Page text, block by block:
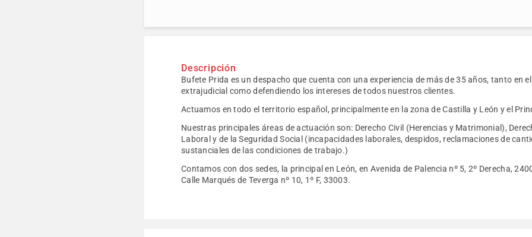
Descripción
Bufete Prida es un despacho que cuenta con una experiencia de más de 35 años, tanto en
extrajudicial como defendiendo los intereses de todos nuestros clientes.
Actuamos en todo el territorio español, principalmente en la zona de Castilla y León y el
Nuestras principales áreas de actuación son: Derecho Civil (Herencias y Matrimonial),
Laboral y de la Seguridad Social (incapacidades laborales, despidos, reclamaciones de
sustanciales de las condiciones de trabajo.)
Contamos con dos sedes, la principal en León, en Avenida de Palencia nº 5, 2º Derecha,
Calle Marqués de Teverga nº 10, 1º F, 33003.